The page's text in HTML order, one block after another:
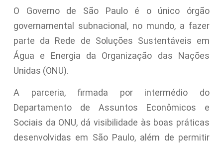
O Governo de São Paulo é o único órgão
governamental subnacional, no mundo, a fazer
parte da Rede de Soluções Sustentáveis em
Água e Energia da Organização das Nações
Unidas (ONU).
A parceria, firmada por intermédio do
Departamento de Assuntos Econômicos e
Sociais da ONU, dá visibilidade às boas práticas
desenvolvidas em São Paulo, além de permitir